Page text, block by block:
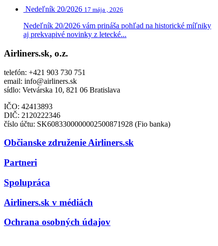
Nedeľník 20/2026 17 mája , 2026
Nedeľník 20/2026 vám prináša pohľad na historické míľniky
aj prekvapivé novinky z letecké...
Airliners.sk, o.z.
telefón: +421 903 730 751
email: info@airliners.sk
sídlo: Vetvárska 10, 821 06 Bratislava
IČO: 42413893
DIČ: 2120222346
číslo účtu: SK6083300000002500871928 (Fio banka)
Občianske združenie Airliners.sk
Partneri
Spolupráca
Airliners.sk v médiách
Ochrana osobných údajov